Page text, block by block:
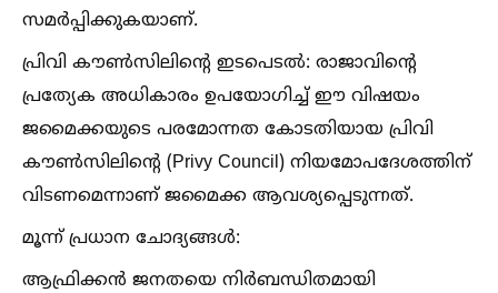
സമർപ്പിക്കുകയാണ്.
പ്രിവി കൗണ്‍സിലിന്റെ ഇടപെടല്‍: രാജാവിന്റെ
പ്രത്യേക അധികാരം ഉപയോഗിച്ച്‌ ഈ വിഷയം
ജമൈക്കയുടെ പരമോന്നത കോടതിയായ പ്രിവി
കൗണ്‍സിലിന്റെ (Privy Council) നിയമോപദേശത്തിന്
വിടണമെന്നാണ് ജമൈക്ക ആവശ്യപ്പെടുന്നത്.
മൂന്ന് പ്രധാന ചോദ്യങ്ങള്‍:
ആഫ്രിക്കൻ ജനതയെ നിർബന്ധിതമായി